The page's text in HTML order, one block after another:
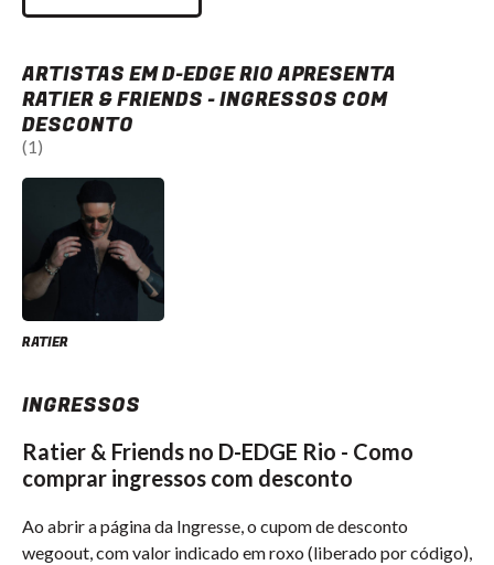
ARTISTAS EM D-EDGE RIO APRESENTA
RATIER & FRIENDS - INGRESSOS COM
DESCONTO
(1)
RATIER
INGRESSOS
Ratier & Friends no D-EDGE Rio - Como
comprar ingressos com desconto
Ao abrir a página da Ingresse, o cupom de desconto
wegoout, com valor indicado em roxo (liberado por código),